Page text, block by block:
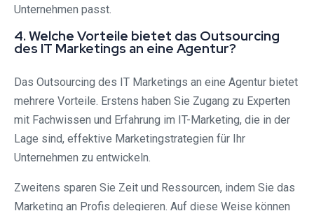
Unternehmen passt.
4. Welche Vorteile bietet das Outsourcing
des IT Marketings an eine Agentur?
Das Outsourcing des IT Marketings an eine Agentur bietet
mehrere Vorteile. Erstens haben Sie Zugang zu Experten
mit Fachwissen und Erfahrung im IT-Marketing, die in der
Lage sind, effektive Marketingstrategien für Ihr
Unternehmen zu entwickeln.
Zweitens sparen Sie Zeit und Ressourcen, indem Sie das
Marketing an Profis delegieren. Auf diese Weise können